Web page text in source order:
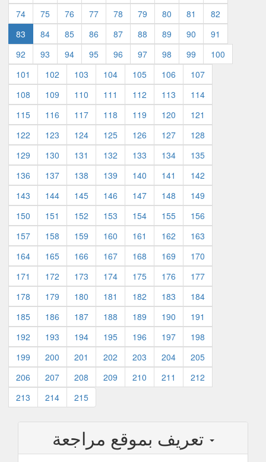
74
75 76 77 78 79 80 81
82
83
84 85 86 87 88 89 90
91
92
93 94 95 96 97 98 99
100
101
102 103 104 105 106
107
108
109 110 111 112 113
114
115
116 117 118 119 120
121
122
123 124 125 126 127
128
129
130 131 132 133 134
135
136
137 138 139 140 141
142
143
144 145 146 147 148
149
150
151 152 153 154 155
156
157
158 159 160 161 162
163
164
165 166 167 168 169
170
171
172 173 174 175 176
177
178
179 180 181 182 183
184
185
186 187 188 189 190
191
192
193 194 195 196 197
198
199
200 201 202 203 204
205
206
207 208 209 210 211
212
213
214 215
تعريف بموقع مراجعة